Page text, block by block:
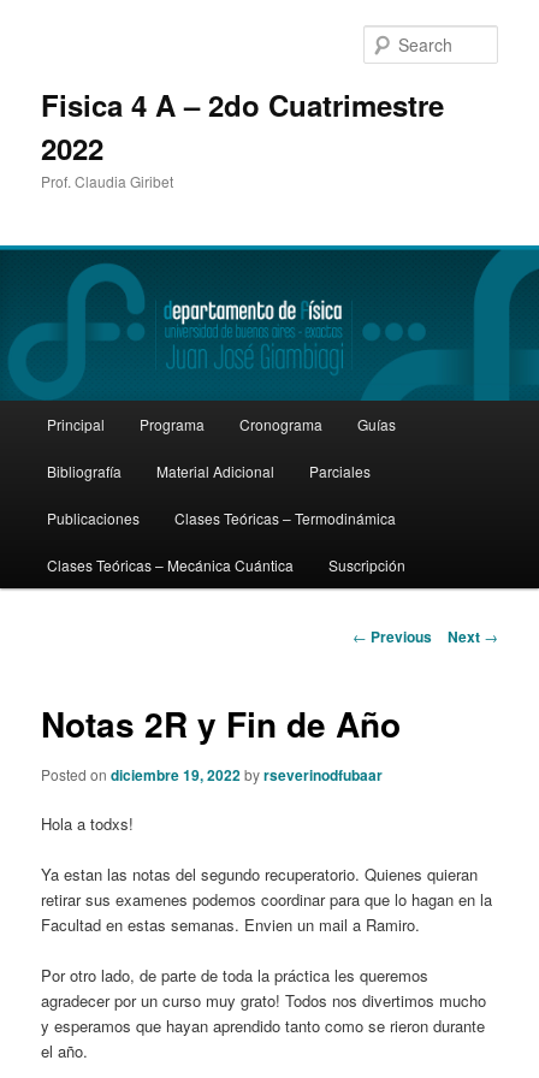
Fisica 4 A – 2do Cuatrimestre
2022
Prof. Claudia Giribet
Skip
to
primary
Principal Programa Cronograma Guías
Bibliografía Material Adicional Parciales
Publicaciones Clases Teóricas – Termodinámica
Clases Teóricas – Mecánica Cuántica Suscripción
Post
← Previous Next →
Notas 2R y Fin de Año
Posted ondiciembre 19, 2022byrseverinodfubaar
Hola a todxs!
Ya estan las notas del segundo recuperatorio. Quienes quieran
retirar sus examenes podemos coordinar para que lo hagan en la
Facultad en estas semanas. Envien un mail a Ramiro.
Por otro lado, de parte de toda la práctica les queremos
agradecer por un curso muy grato! Todos nos divertimos mucho
y esperamos que hayan aprendido tanto como se rieron durante
el año.